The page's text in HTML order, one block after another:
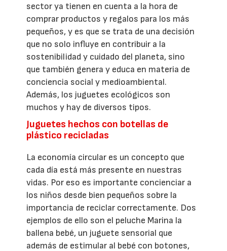
sector ya tienen en cuenta a la hora de
comprar productos y regalos para los más
pequeños, y es que se trata de una decisión
que no solo influye en contribuir a la
sostenibilidad y cuidado del planeta, sino
que también genera y educa en materia de
conciencia social y medioambiental.
Además, los juguetes ecológicos son
muchos y hay de diversos tipos.
Juguetes hechos con botellas de
plástico recicladas
La economía circular es un concepto que
cada día está más presente en nuestras
vidas. Por eso es importante concienciar a
los niños desde bien pequeños sobre la
importancia de reciclar correctamente. Dos
ejemplos de ello son el peluche Marina la
ballena bebé, un juguete sensorial que
además de estimular al bebé con botones,